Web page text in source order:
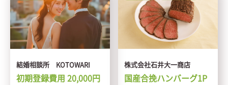
結婚相談所 KOTOWARI
初期登録費用 20,000円
株式会社石井大一商店
国産合挽ハンバーグ1P